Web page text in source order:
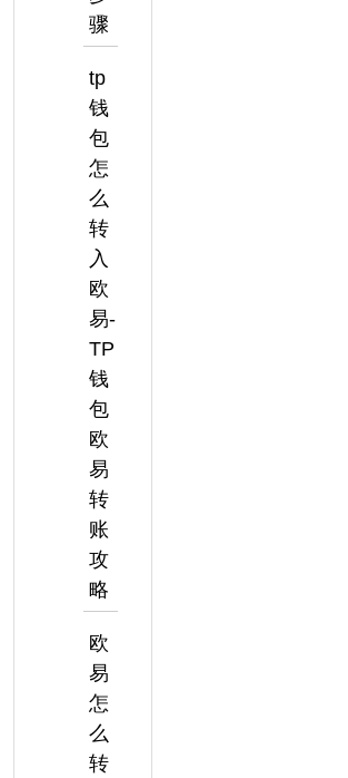
骤
tp
钱
包
怎
么
转
入
欧
易-
TP
钱
包
欧
易
转
账
攻
略
欧
易
怎
么
转